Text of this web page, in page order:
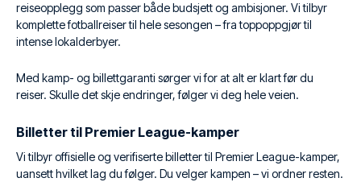
reiseopplegg som passer både budsjett og ambisjoner. Vi tilbyr
komplette fotballreiser til hele sesongen – fra toppoppgjør til
intense lokalderbyer.
Med kamp- og billettgaranti sørger vi for at alt er klart før du
reiser. Skulle det skje endringer, følger vi deg hele veien.
Billetter til Premier League-kamper
Vi tilbyr offisielle og verifiserte billetter til Premier League-kamper,
uansett hvilket lag du følger. Du velger kampen – vi ordner resten.